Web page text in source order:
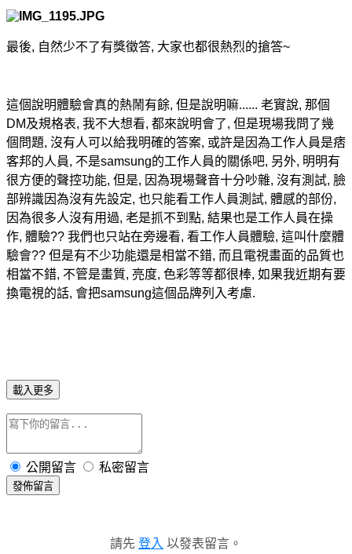
最後, 自然少不了有獎徵答, 大家也都很熱烈的搶答~
這個說明體驗會真的熱鬧有餘, 但是說明嘛...... 老實說, 那個
DM及規格表, 我不大想看, 都來說明會了, 但是現場我問了幾
個問題, 沒有人可以給我明確的答案, 或許是因為工作人員是痞
客邦的人員, 不是samsung的工作人員的關係吧, 另外, 明明有
很方便的聲控功能, 但是, 因為現場聲音十分吵雜, 沒有測試, 臉
部辨識因為沒有先設定, 也只能看工作人員測試, 體感的部份,
因為很多人沒有用過, 老是抓不到點, 結果也是工作人員在操
作, 體驗?? 我們也只站在旁邊看, 看工作人員體驗, 這叫什麼體
驗會?? 但是有不少功能還是相當不錯, 而且電視畫面的品質也
相當不錯, 不管是畫質, 亮度, 色彩等等都很棒, 如果我近期有要
換電視的話, 會把samsung這個品牌列入考慮.
載入更多
公開留言 私密留言
發佈留言
請先 登入 以發表留言。